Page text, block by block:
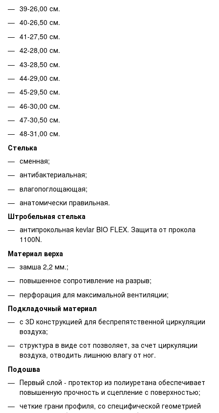
39-26,00 см.
40-26,50 см.
41-27,50 см.
42-28,00 см.
43-28,50 см.
44-29,00 см.
45-29,50 см.
46-30,00 см.
47-30,50 см.
48-31,00 см.
Стелька
сменная;
антибактериальная;
влагопоглощающая;
анатомически правильная.
Штробельная стелька
антипрокольная kevlar BIO FLEX. Защита от прокола
1100N.
Материал верха
замша 2,2 мм.;
повышенное сопротивление на разрыв;
перфорация для максимальной вентиляции;
Подкладочный материал
с 3D конструкцией для беспрепятственной циркуляции
воздуха;
структура в виде сот позволяет, за счет циркуляции
воздуха, отводить лишнюю влагу от ног.
Подошва
Первый слой - протектор из полиуретана обеспечивает
повышенную прочность и сцепление с поверхностью;
четкие грани профиля, со специфической геометрией